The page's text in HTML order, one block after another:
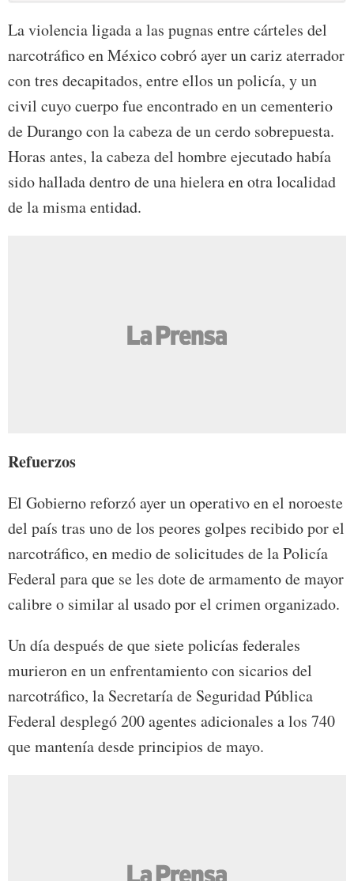
La violencia ligada a las pugnas entre cárteles del
narcotráfico en México cobró ayer un cariz aterrador
con tres decapitados, entre ellos un policía, y un
civil cuyo cuerpo fue encontrado en un cementerio
de Durango con la cabeza de un cerdo sobrepuesta.
Horas antes, la cabeza del hombre ejecutado había
sido hallada dentro de una hielera en otra localidad
de la misma entidad.
Refuerzos
El Gobierno reforzó ayer un operativo en el noroeste
del país tras uno de los peores golpes recibido por el
narcotráfico, en medio de solicitudes de la Policía
Federal para que se les dote de armamento de mayor
calibre o similar al usado por el crimen organizado.
Un día después de que siete policías federales
murieron en un enfrentamiento con sicarios del
narcotráfico, la Secretaría de Seguridad Pública
Federal desplegó 200 agentes adicionales a los 740
que mantenía desde principios de mayo.